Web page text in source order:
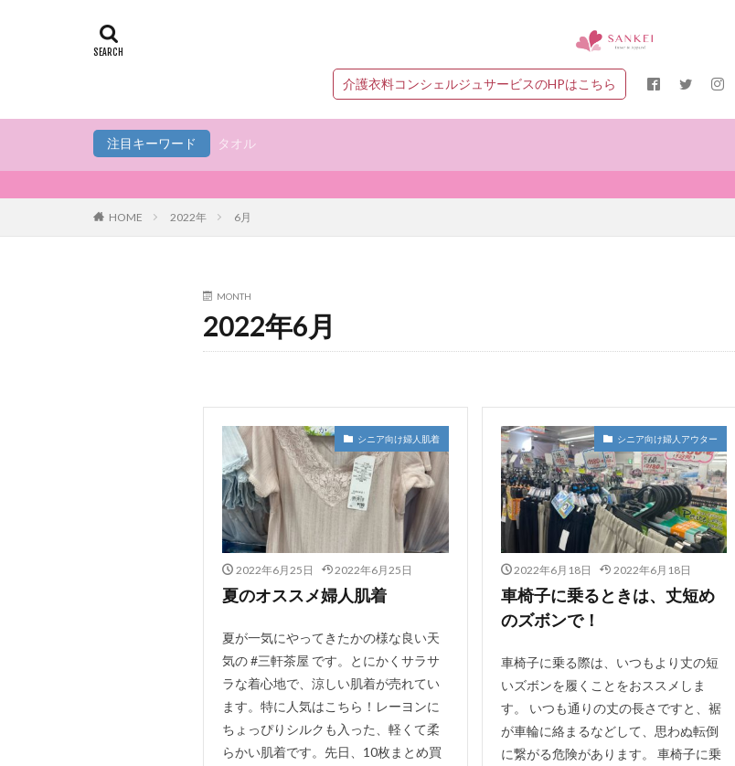
介護衣料コンシェルジュサービスのHPはこちら
注目キーワード タオル
HOME 2022年 6月
MONTH
2022年6月
シニア向け婦人肌着
2022年6月25日 2022年6月25日
夏のオススメ婦人肌着
夏が一気にやってきたかの様な良い天
気の #三軒茶屋 です。とにかくサラサ
ラな着心地で、涼しい肌着が売れてい
ます。特に人気はこちら！レーヨンに
ちょっぴりシルクも入った、軽くて柔
らかい肌着です。先日、10枚まとめ買
シニア向け婦人アウター
2022年6月18日 2022年6月18日
車椅子に乗るときは、丈短め
のズボンで！
車椅子に乗る際は、いつもより丈の短
いズボンを履くことをおススメしま
す。 いつも通りの丈の長さですと、裾
が車輪に絡まるなどして、思わぬ転倒
に繋がる危険があります。 車椅子に乗